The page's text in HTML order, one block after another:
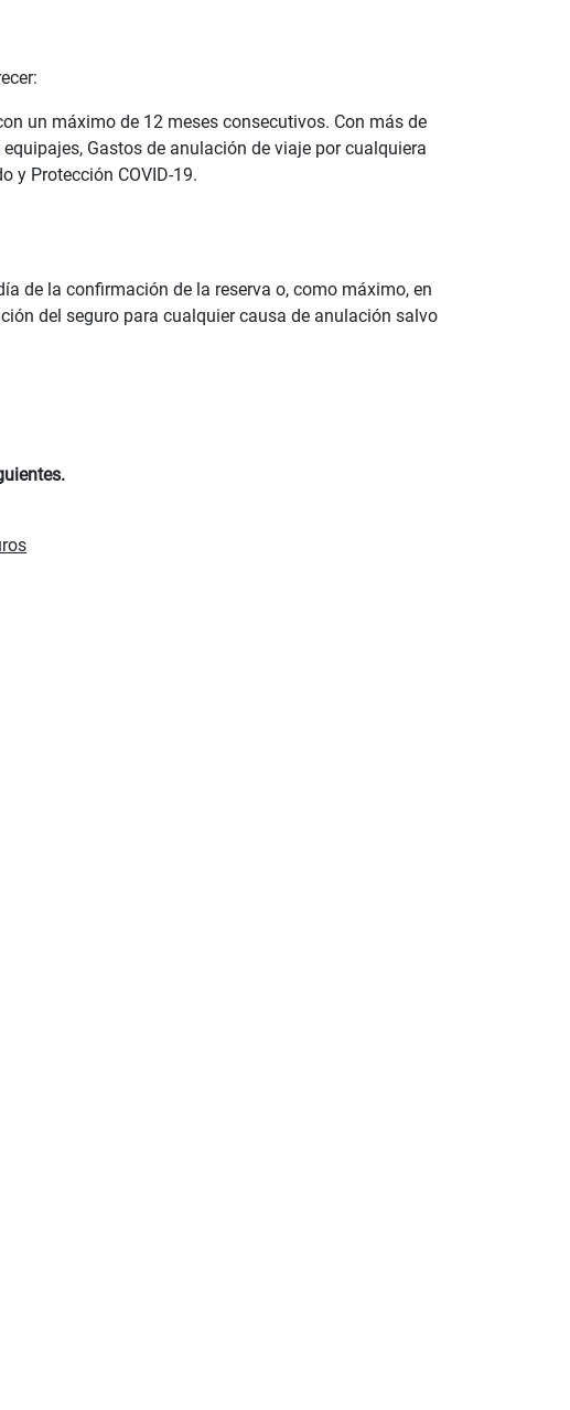
un máximo de 12 meses consecutivos. Con más de
Gastos de anulación de viaje por cualquiera
y Protección COVID-19.
de la confirmación de la reserva o, como máximo, en
del seguro para cualquier causa de anulación salvo